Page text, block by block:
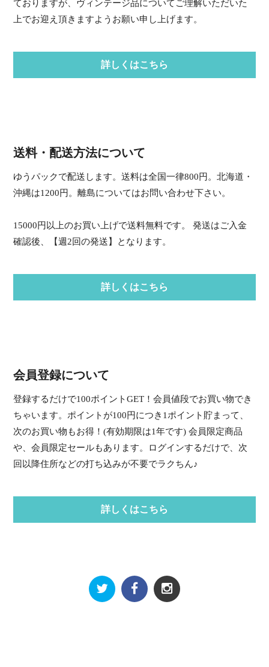
ておりますが、ヴィンテージ品についてご理解いただいた
上でお迎え頂きますようお願い申し上げます。
詳しくはこちら
送料・配送方法について
ゆうパックで配送します。送料は全国一律800円。北海道・
沖縄は1200円。離島についてはお問い合わせ下さい。
15000円以上のお買い上げで送料無料です。 発送はご入金
確認後、【週2回の発送】となります。
詳しくはこちら
会員登録について
登録するだけで100ポイントGET！会員値段でお買い物でき
ちゃいます。ポイントが100円につき1ポイント貯まって、
次のお買い物もお得！(有効期限は1年です) 会員限定商品
や、会員限定セールもあります。ログインするだけで、次
回以降住所などの打ち込みが不要でラクちん♪
詳しくはこちら